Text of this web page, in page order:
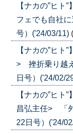
【ナカの”ヒ
フェでも自社
号）('24/03/11)
【ナカの”ヒ
> 挫折乗り越
日号）('24/02/
【ナカの”ヒ
昌弘主任> 「
22日号）('24/